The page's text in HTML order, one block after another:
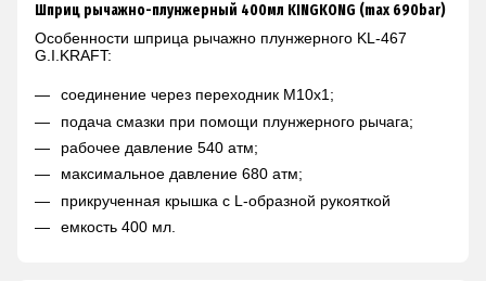
Шприц рычажно-плунжерный 400мл KINGKONG (max 690bar)
Особенности шприца рычажно плунжерного KL-467
G.I.KRAFT:
соединение через переходник М10х1;
подача смазки при помощи плунжерного рычага;
рабочее давление 540 атм;
максимальное давление 680 атм;
прикрученная крышка с L-образной рукояткой
емкость 400 мл.